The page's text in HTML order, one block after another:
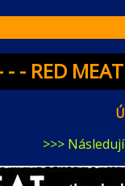
- - RED
>>>